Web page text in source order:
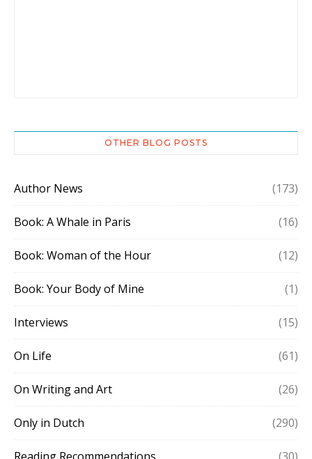
OTHER BLOG POSTS
Author News (173)
Book: A Whale in Paris (16)
Book: Woman of the Hour (12)
Book: Your Body of Mine (1)
Interviews (15)
On Life (61)
On Writing and Art (26)
Only in Dutch (290)